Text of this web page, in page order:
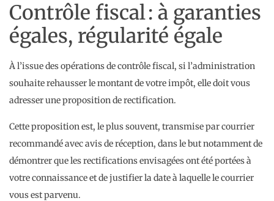
Contrôle fiscal : à garanties
égales, régularité égale
À l’issue des opérations de contrôle fiscal, si l’administration
souhaite rehausser le montant de votre impôt, elle doit vous
adresser une proposition de rectification.
Cette proposition est, le plus souvent, transmise par courrier
recommandé avec avis de réception, dans le but notamment de
démontrer que les rectifications envisagées ont été portées à
votre connaissance et de justifier la date à laquelle le courrier
vous est parvenu.